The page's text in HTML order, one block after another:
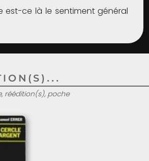
est-ce là le sentiment général
réédition(s), poche